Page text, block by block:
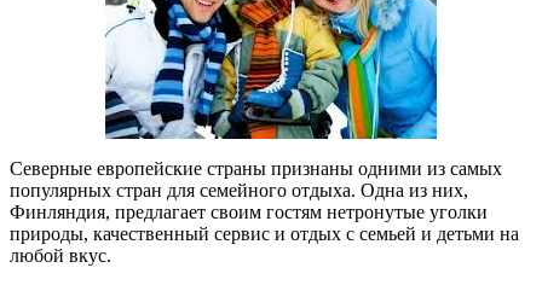
Северные европейские страны признаны одними из самых
популярных стран для семейного отдыха. Одна из них,
Финляндия, предлагает своим гостям нетронутые уголки
природы, качественный сервис и отдых с семьей и детьми на
любой вкус.